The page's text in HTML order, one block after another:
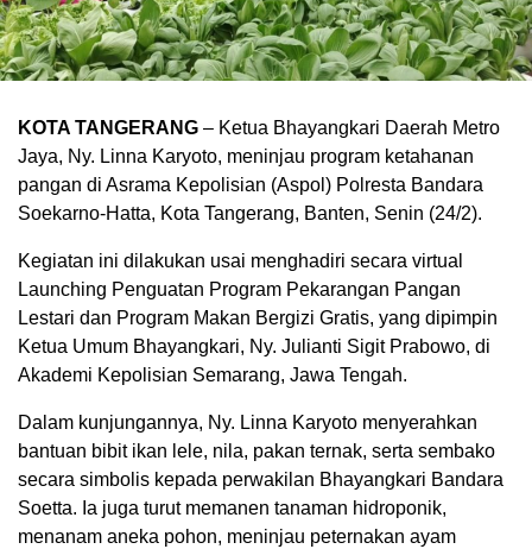
KOTA TANGERANG – Ketua Bhayangkari Daerah Metro
Jaya, Ny. Linna Karyoto, meninjau program ketahanan
pangan di Asrama Kepolisian (Aspol) Polresta Bandara
Soekarno-Hatta, Kota Tangerang, Banten, Senin (24/2).
Kegiatan ini dilakukan usai menghadiri secara virtual
Launching Penguatan Program Pekarangan Pangan
Lestari dan Program Makan Bergizi Gratis, yang dipimpin
Ketua Umum Bhayangkari, Ny. Julianti Sigit Prabowo, di
Akademi Kepolisian Semarang, Jawa Tengah.
Dalam kunjungannya, Ny. Linna Karyoto menyerahkan
bantuan bibit ikan lele, nila, pakan ternak, serta sembako
secara simbolis kepada perwakilan Bhayangkari Bandara
Soetta. Ia juga turut memanen tanaman hidroponik,
menanam aneka pohon, meninjau peternakan ayam